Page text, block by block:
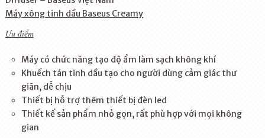
Máy xông tinh dầu Baseus Creamy
Ưu điểm
Máy có chức năng tạo độ ẩm làm sạch không khí
Khuếch tán tinh dầu tạo cho người dùng cảm giác thư
giãn, dễ chịu
Thiết bị hỗ trợ thêm thiết bị đèn led
Thiết kế sản phẩm nhỏ gọn, rất phù hợp với mọi không
gian